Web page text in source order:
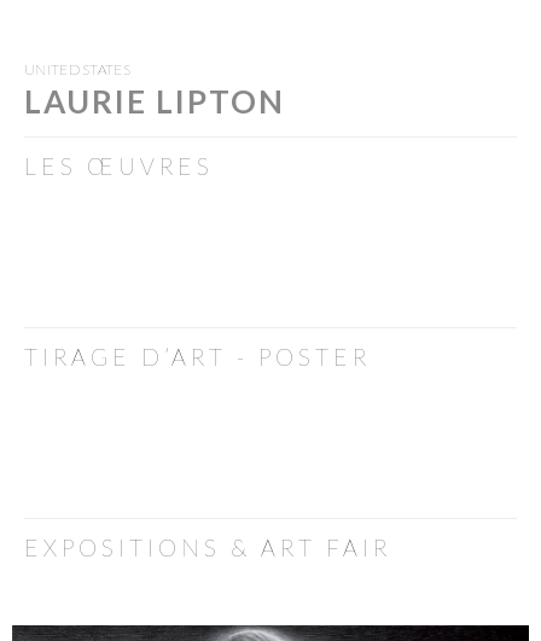
UNITED STATES
LAURIE LIPTON
LES ŒUVRES
TIRAGE D’ART - POSTER
EXPOSITIONS & ART FAIR